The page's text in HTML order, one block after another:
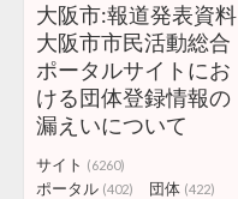
大阪市:報道発表資料
大阪市市民活動総合
ポータルサイトにお
ける団体登録情報の
漏えいについて
サイト (6260)
ポータル (402) 団体 (422)